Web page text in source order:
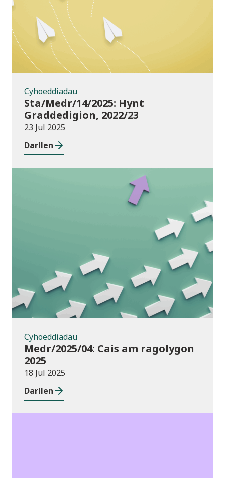
Cyhoeddiadau
Sta/Medr/14/2025: Hynt
Graddedigion, 2022/23
23 Jul 2025
Darllen
Cyhoeddiadau
Cyhoeddiadau
Medr/2025/04: Cais am ragolygon
2025
18 Jul 2025
Darllen